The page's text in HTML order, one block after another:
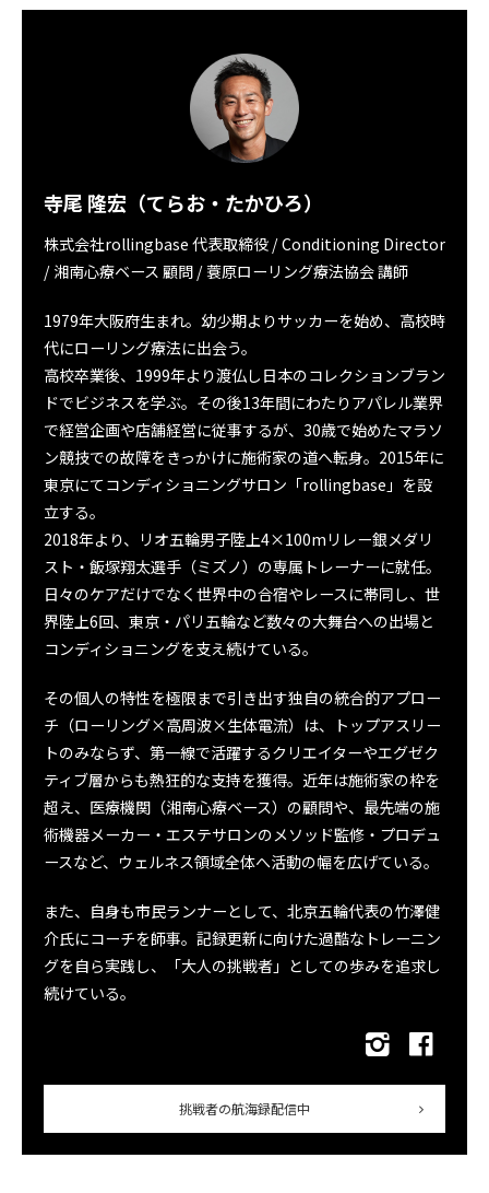
寺尾 隆宏（てらお・たかひろ）
株式会社rollingbase 代表取締役 / Conditioning Director
/ 湘南心療ベース 顧問 / 蓑原ローリング療法協会 講師
1979年大阪府生まれ。幼少期よりサッカーを始め、高校時
代にローリング療法に出会う。
高校卒業後、1999年より渡仏し日本のコレクションブラン
ドでビジネスを学ぶ。その後13年間にわたりアパレル業界
で経営企画や店舗経営に従事するが、30歳で始めたマラソ
ン競技での故障をきっかけに施術家の道へ転身。2015年に
東京にてコンディショニングサロン「rollingbase」を設
立する。
2018年より、リオ五輪男子陸上4×100mリレー銀メダリ
スト・飯塚翔太選手（ミズノ）の専属トレーナーに就任。
日々のケアだけでなく世界中の合宿やレースに帯同し、世
界陸上6回、東京・パリ五輪など数々の大舞台への出場と
コンディショニングを支え続けている。
その個人の特性を極限まで引き出す独自の統合的アプロー
チ（ローリング×高周波×生体電流）は、トップアスリー
トのみならず、第一線で活躍するクリエイターやエグゼク
ティブ層からも熱狂的な支持を獲得。近年は施術家の枠を
超え、医療機関（湘南心療ベース）の顧問や、最先端の施
術機器メーカー・エステサロンのメソッド監修・プロデュ
ースなど、ウェルネス領域全体へ活動の幅を広げている。
また、自身も市民ランナーとして、北京五輪代表の竹澤健
介氏にコーチを師事。記録更新に向けた過酷なトレーニン
グを自ら実践し、「大人の挑戦者」としての歩みを追求し
続けている。
挑戦者の航海録配信中